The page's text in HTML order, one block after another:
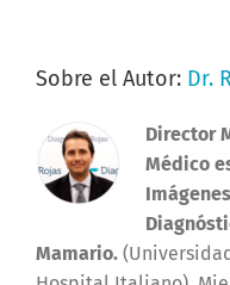
Sobre el Autor: Dr.
Director
Médico
Mamario.